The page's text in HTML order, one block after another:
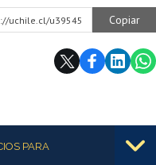
uchile.cl/u39545 Copiar
PARA